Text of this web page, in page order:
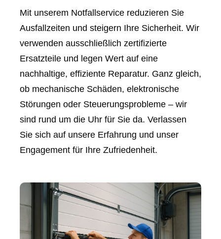
Mit unserem Notfallservice reduzieren Sie
Ausfallzeiten und steigern Ihre Sicherheit. Wir
verwenden ausschließlich zertifizierte
Ersatzteile und legen Wert auf eine
nachhaltige, effiziente Reparatur. Ganz gleich,
ob mechanische Schäden, elektronische
Störungen oder Steuerungsprobleme – wir
sind rund um die Uhr für Sie da. Verlassen
Sie sich auf unsere Erfahrung und unser
Engagement für Ihre Zufriedenheit.